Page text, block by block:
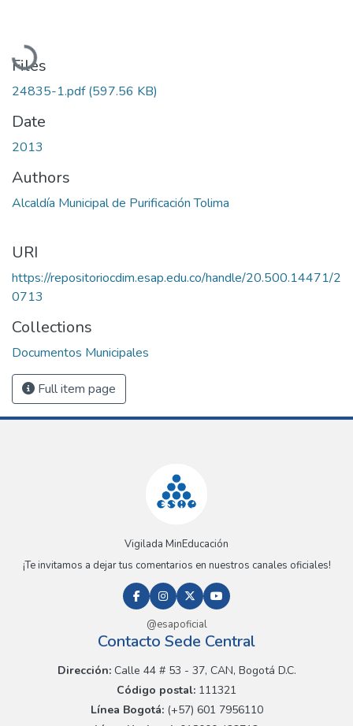
Loading...
Files
24835-1.pdf(597.56 KB)
Date
2013
Authors
Alcaldía Municipal de Purificación Tolima
URI
https://repositoriocdim.esap.edu.co/handle/20.500.14471/2
0713
Collections
Documentos Municipales
Full item page
Vigilada MinEducación
¡Te invitamos a dejar tus comentarios en nuestros canales oficiales!
@esapoficial
Contacto Sede Central
Dirección:Calle 44 # 53 - 37, CAN, Bogotá D.C.
Código postal: 111321
Línea Bogotá:(+57) 601 7956110